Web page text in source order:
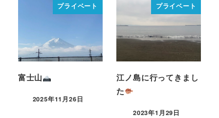
プライベート
富士山
2025年11月26日
プライベート
江ノ島に行ってきまし
た
2023年1月29日